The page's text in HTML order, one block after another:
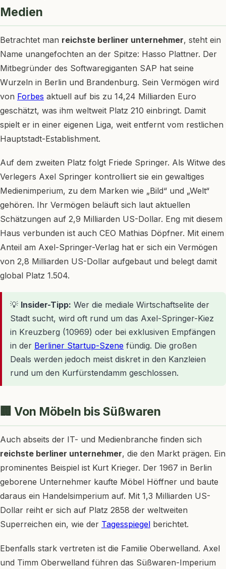
Medien
Betrachtet man reichste berliner unternehmer, steht ein
Name unangefochten an der Spitze: Hasso Plattner. Der
Mitbegründer des Softwaregiganten SAP hat seine
Wurzeln in Berlin und Brandenburg. Sein Vermögen wird
von Forbes aktuell auf bis zu 14,24 Milliarden Euro
geschätzt, was ihm weltweit Platz 210 einbringt. Damit
spielt er in einer eigenen Liga, weit entfernt vom restlichen
Hauptstadt-Establishment.
Auf dem zweiten Platz folgt Friede Springer. Als Witwe des
Verlegers Axel Springer kontrolliert sie ein gewaltiges
Medienimperium, zu dem Marken wie „Bild“ und „Welt“
gehören. Ihr Vermögen beläuft sich laut aktuellen
Schätzungen auf 2,9 Milliarden US-Dollar. Eng mit diesem
Haus verbunden ist auch CEO Mathias Döpfner. Mit einem
Anteil am Axel-Springer-Verlag hat er sich ein Vermögen
von 2,8 Milliarden US-Dollar aufgebaut und belegt damit
global Platz 1.504.
💡 Insider-Tipp: Wer die mediale Wirtschaftselite der
Stadt sucht, wird oft rund um das Axel-Springer-Kiez
in Kreuzberg (10969) oder bei exklusiven Empfängen
in der Berliner Startup-Szene fündig. Die großen
Deals werden jedoch meist diskret in den Kanzleien
rund um den Kurfürstendamm geschlossen.
🏢 Von Möbeln bis Süßwaren
Auch abseits der IT- und Medienbranche finden sich
reichste berliner unternehmer, die den Markt prägen. Ein
prominentes Beispiel ist Kurt Krieger. Der 1967 in Berlin
geborene Unternehmer kaufte Möbel Höffner und baute
daraus ein Handelsimperium auf. Mit 1,3 Milliarden US-
Dollar reiht er sich auf Platz 2858 der weltweiten
Superreichen ein, wie der Tagesspiegel berichtet.
Ebenfalls stark vertreten ist die Familie Oberwelland. Axel
und Timm Oberwelland führen das Süßwaren-Imperium